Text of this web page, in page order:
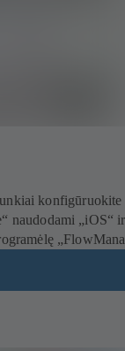
naudodami „iOS“ ir